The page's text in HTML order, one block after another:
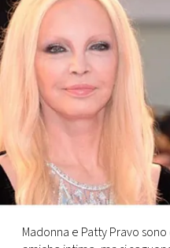
EVENTI
VIDEO
TV
PRINCIPATO
DI
MONACO
RMC
Madonna e Patty Pravo